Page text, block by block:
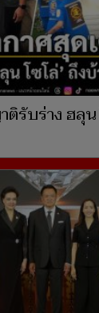
ติรับร่าง ฮลุ